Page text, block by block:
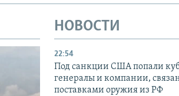
НОВОСТИ
22:54
Под санкции США попали
генералы и компании,
поставками оружия из РФ